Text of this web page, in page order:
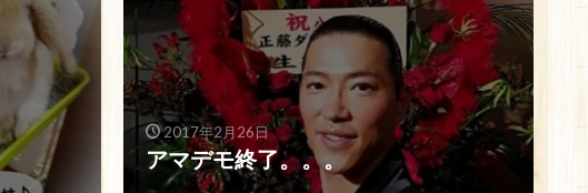
2017年2月26日
アマデモ終了。。。